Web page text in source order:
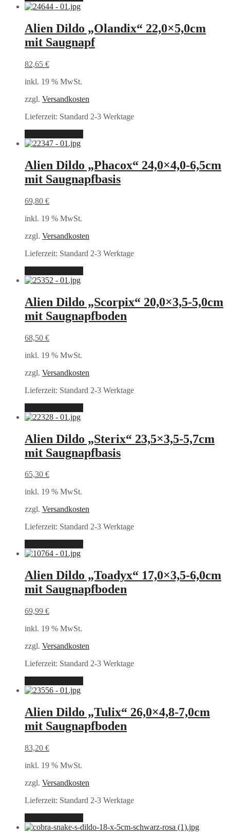
Alien Dildo „Olandix“ 22,0×5,0cm
mit Saugnapf
82,65 €
inkl. 19 % MwSt.
zzgl. Versandkosten
Lieferzeit: Standard 2-3 Werktage
Alien Dildo „Phacox“ 24,0×4,0-6,5cm
mit Saugnapfbasis
69,80 €
inkl. 19 % MwSt.
zzgl. Versandkosten
Lieferzeit: Standard 2-3 Werktage
Alien Dildo „Scorpix“ 20,0×3,5-5,0cm
mit Saugnapfboden
68,50 €
inkl. 19 % MwSt.
zzgl. Versandkosten
Lieferzeit: Standard 2-3 Werktage
Alien Dildo „Sterix“ 23,5×3,5-5,7cm
mit Saugnapfbasis
65,30 €
inkl. 19 % MwSt.
zzgl. Versandkosten
Lieferzeit: Standard 2-3 Werktage
Alien Dildo „Toadyx“ 17,0×3,5-6,0cm
mit Saugnapfboden
69,99 €
inkl. 19 % MwSt.
zzgl. Versandkosten
Lieferzeit: Standard 2-3 Werktage
Alien Dildo „Tulix“ 26,0×4,8-7,0cm
mit Saugnapfboden
83,20 €
inkl. 19 % MwSt.
zzgl. Versandkosten
Lieferzeit: Standard 2-3 Werktage